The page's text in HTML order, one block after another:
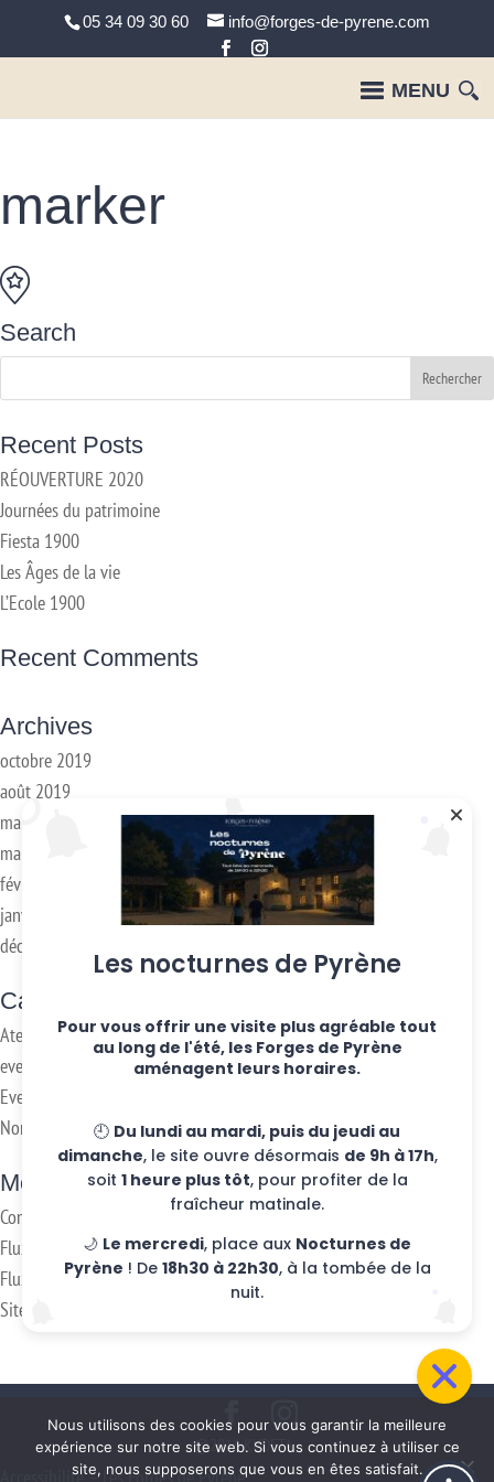
05 34 09 30 60 info@forges-de-pyrene.com
marker
Search
Recent Posts
RÉOUVERTURE 2020
Journées du patrimoine
Fiesta 1900
Les Âges de la vie
L’Ecole 1900
Recent Comments
Archives
octobre 2019
août 2019
mai 2019
mars 2018
février 2018
janvier 2017
décembre 2016
Categories
Ateliers hebdo
evenements
Eventos
Non classifié(e)
Meta
Connexion
Flux des publications
Flux des commentaires
Site de WordPress-FR
@2016 KUDETA -
Les nocturnes de Pyrène
Pour vous offrir une visite plus agréable tout
au long de l'été, les Forges de Pyrène
aménagent leurs horaires.
🕘 Du lundi au mardi, puis du jeudi au
dimanche, le site ouvre désormais de 9h à 17h,
soit 1 heure plus tôt, pour profiter de la
fraîcheur matinale.
🌙 Le mercredi, place aux Nocturnes de
Pyrène ! De 18h30 à 22h30, à la tombée de la
nuit.
Nous utilisons des cookies pour vous garantir la meilleure
expérience sur notre site web. Si vous continuez à utiliser ce
site, nous supposerons que vous en êtes satisfait.